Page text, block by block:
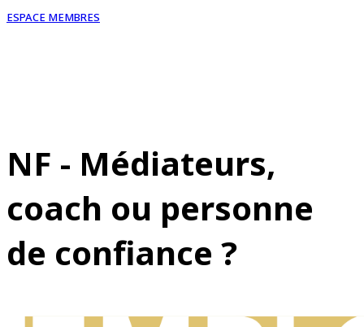
ESPACE MEMBRES
NF - Médiateurs,
coach ou personne
de confiance ?